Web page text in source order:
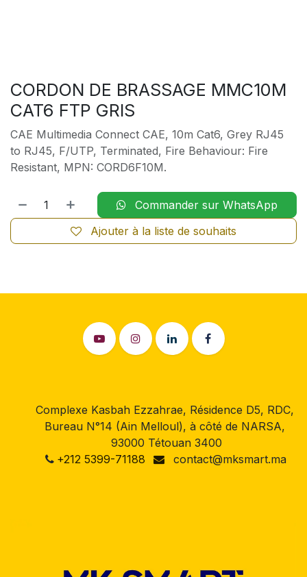
CORDON DE BRASSAGE MMC10M
CAT6 FTP GRIS
CAE Multimedia Connect CAE, 10m Cat6, Grey RJ45
to RJ45, F/UTP, Terminated, Fire Behaviour: Fire
Resistant, MPN: CORD6F10M.
Commander sur WhatsApp
Ajouter à la liste de souhaits
Complexe Kasbah Ezzahrae, Résidence D5, RDC,
Bureau N°14 (Ain Melloul), à côté de NARSA,
93000 Tétouan 3400
+212 5399-71188
contact@mksmart.ma